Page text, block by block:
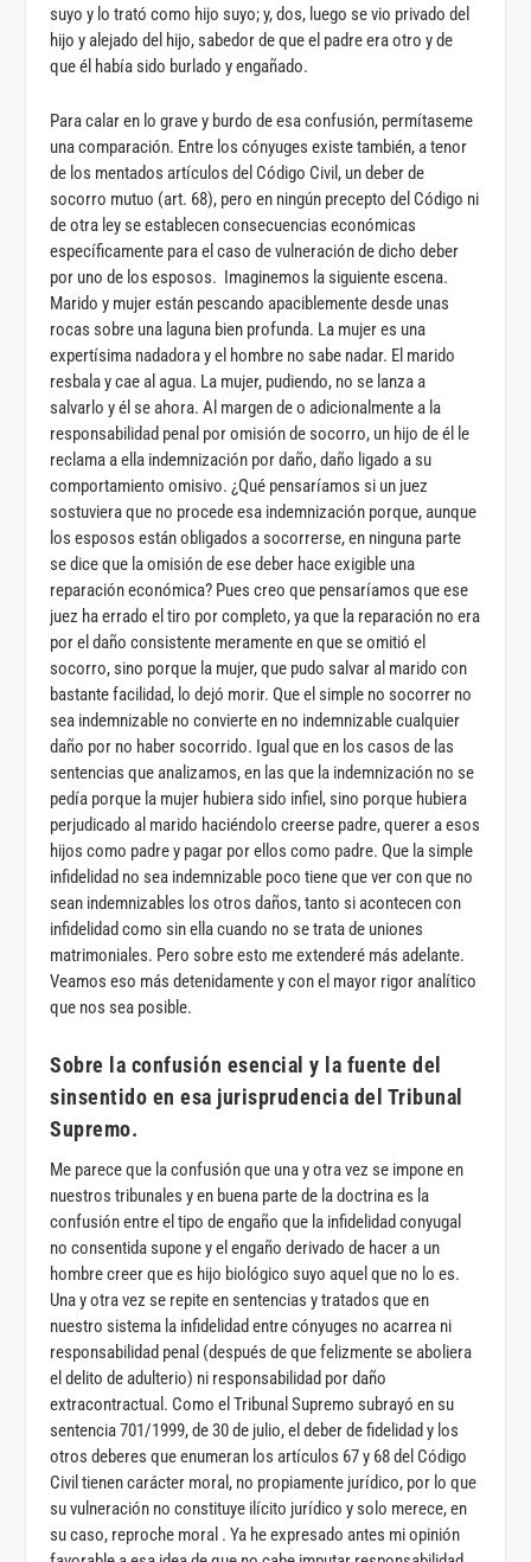
suyo y lo trató como hijo suyo; y, dos, luego se vio privado del
hijo y alejado del hijo, sabedor de que el padre era otro y de
que él había sido burlado y engañado.
Para calar en lo grave y burdo de esa confusión, permítaseme
una comparación. Entre los cónyuges existe también, a tenor
de los mentados artículos del Código Civil, un deber de
socorro mutuo (art. 68), pero en ningún precepto del Código ni
de otra ley se establecen consecuencias económicas
específicamente para el caso de vulneración de dicho deber
por uno de los esposos. Imaginemos la siguiente escena.
Marido y mujer están pescando apaciblemente desde unas
rocas sobre una laguna bien profunda. La mujer es una
expertísima nadadora y el hombre no sabe nadar. El marido
resbala y cae al agua. La mujer, pudiendo, no se lanza a
salvarlo y él se ahora. Al margen de o adicionalmente a la
responsabilidad penal por omisión de socorro, un hijo de él le
reclama a ella indemnización por daño, daño ligado a su
comportamiento omisivo. ¿Qué pensaríamos si un juez
sostuviera que no procede esa indemnización porque, aunque
los esposos están obligados a socorrerse, en ninguna parte
se dice que la omisión de ese deber hace exigible una
reparación económica? Pues creo que pensaríamos que ese
juez ha errado el tiro por completo, ya que la reparación no era
por el daño consistente meramente en que se omitió el
socorro, sino porque la mujer, que pudo salvar al marido con
bastante facilidad, lo dejó morir. Que el simple no socorrer no
sea indemnizable no convierte en no indemnizable cualquier
daño por no haber socorrido. Igual que en los casos de las
sentencias que analizamos, en las que la indemnización no se
pedía porque la mujer hubiera sido infiel, sino porque hubiera
perjudicado al marido haciéndolo creerse padre, querer a esos
hijos como padre y pagar por ellos como padre. Que la simple
infidelidad no sea indemnizable poco tiene que ver con que no
sean indemnizables los otros daños, tanto si acontecen con
infidelidad como sin ella cuando no se trata de uniones
matrimoniales. Pero sobre esto me extenderé más adelante.
Veamos eso más detenidamente y con el mayor rigor analítico
que nos sea posible.
Sobre la confusión esencial y la fuente del
sinsentido en esa jurisprudencia del Tribunal
Supremo.
Me parece que la confusión que una y otra vez se impone en
nuestros tribunales y en buena parte de la doctrina es la
confusión entre el tipo de engaño que la infidelidad conyugal
no consentida supone y el engaño derivado de hacer a un
hombre creer que es hijo biológico suyo aquel que no lo es.
Una y otra vez se repite en sentencias y tratados que en
nuestro sistema la infidelidad entre cónyuges no acarrea ni
responsabilidad penal (después de que felizmente se aboliera
el delito de adulterio) ni responsabilidad por daño
extracontractual. Como el Tribunal Supremo subrayó en su
sentencia 701/1999, de 30 de julio, el deber de fidelidad y los
otros deberes que enumeran los artículos 67 y 68 del Código
Civil tienen carácter moral, no propiamente jurídico, por lo que
su vulneración no constituye ilícito jurídico y solo merece, en
su caso, reproche moral . Ya he expresado antes mi opinión